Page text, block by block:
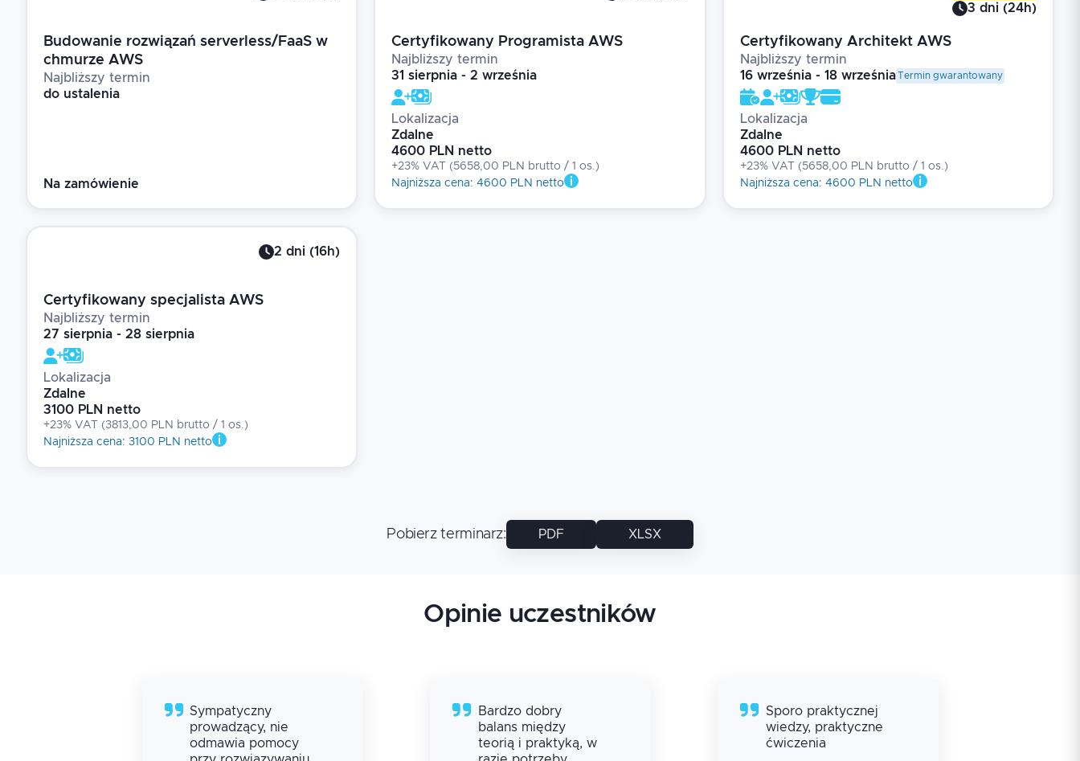
Budowanie rozwiązań serverless/FaaS w
chmurze AWS
Najbliższy termin
do ustalenia
Na zamówienie
Certyfikowany Programista AWS
Najbliższy termin
31 sierpnia - 2 września
Lokalizacja
Zdalne
4600 PLN netto
+23% VAT (5658,00 PLN brutto / 1 os.)
Najniższa cena:4600 PLN netto
3 dni (24h)
Certyfikowany Architekt AWS
Najbliższy termin
16 września - 18 wrześniaTermin gwarantowany
Lokalizacja
Zdalne
4600 PLN netto
+23% VAT (5658,00 PLN brutto / 1 os.)
Najniższa cena: 4600 PLN netto
2 dni (16h)
Certyfikowany specjalista AWS
Najbliższy termin
27 sierpnia - 28 sierpnia
Lokalizacja
Zdalne
3100 PLN netto
+23% VAT (3813,00 PLN brutto / 1 os.)
Najniższa cena: 3100 PLN netto
Pobierz terminarz: PDF XLSX
Opinie uczestników
Sympatyczny
prowadzący, nie
odmawia pomocy
Bardzo dobry
balans między
teorią i praktyką, w
Sporo praktycznej
wiedzy, praktyczne
ćwiczenia